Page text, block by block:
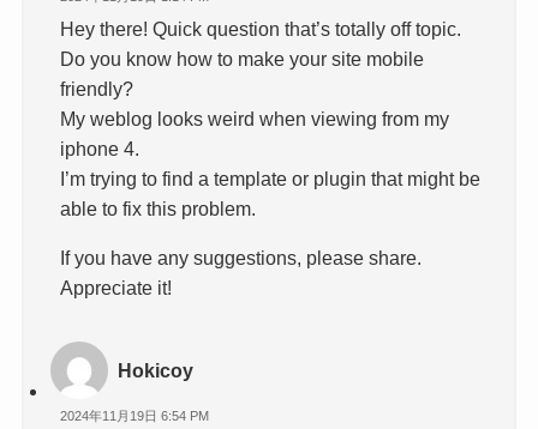
Hey there! Quick question that’s totally off topic.
Do you know how to make your site mobile
friendly?
My weblog looks weird when viewing from my
iphone 4.
I’m trying to find a template or plugin that might be
able to fix this problem.
If you have any suggestions, please share.
Appreciate it!
Hokicoy
2024年11月19日 6:54 PM